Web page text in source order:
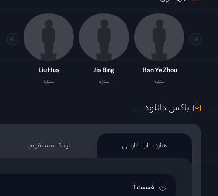
Han Ye Zhou
ستاره
Jia Bing
ستاره
Liu Hua
ستاره
باکس دانلود
هاردساب فارسی لینک مستقیم
قسمت 1